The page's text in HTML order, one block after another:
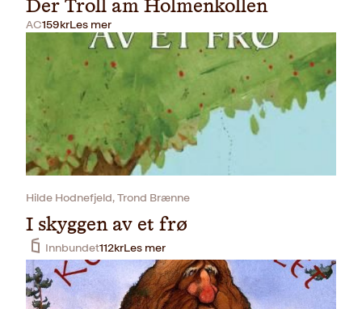
Der Troll am Holmenkollen
AC159krLes mer
Hilde Hodnefjeld, Trond Brænne
I skyggen av et frø
Innbundet112krLes mer